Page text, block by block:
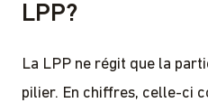
LPP?
La LPP ne régit que la
pilier. En chiffres, celle-ci